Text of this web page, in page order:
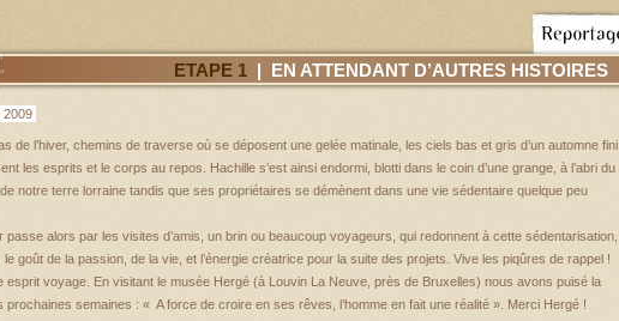
ETAPE 1 | EN ATTENDANT D’AUTRES HISTOIRES
2009
de l’hiver, chemins de traverse où se déposent une gelée matinale, les ciels bas et gris d’un automne fini
les esprits et le corps au repos. Hachille s’est ainsi endormi, blotti dans le coin d’une grange, à l’abri du
notre terre lorraine tandis que ses propriétaires se démènent dans une vie sédentaire quelque peu
passe alors par les visites d’amis, un brin ou beaucoup voyageurs, qui redonnent à cette sédentarisation,
le goût de la passion, de la vie, et l’énergie créatrice pour la suite des projets. Vive les piqûres de rappel !
esprit voyage. En visitant le musée Hergé (à Louvin La Neuve, près de Bruxelles) nous avons puisé la
prochaines semaines : « A force de croire en ses rêves, l’homme en fait une réalité ». Merci Hergé !